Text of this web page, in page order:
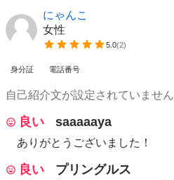
にゃんこ
女性
5.0(2)
身分証 電話番号
自己紹介文が設定されていません
良い saaaaaya
ありがとうございました！
良い プリングルス